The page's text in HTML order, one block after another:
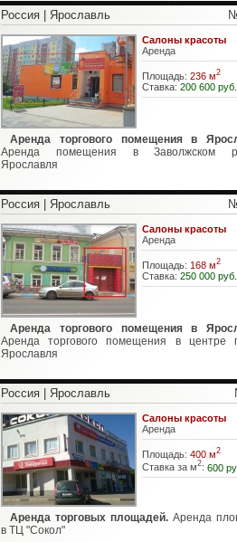
Россия | Ярославль
Салоны красоты
Аренда
Площадь: 236 м2
Ставка: 200 600 руб.
Аренда торгового помещения в
Аренда помещения в Заволжском
Ярославля
Россия | Ярославль
Салоны красоты
Аренда
Площадь: 168 м2
Ставка: 250 000 руб.
Аренда торгового помещения в
Аренда торгового помещения в центре
Ярославля
Россия | Ярославль
Салоны красоты
Аренда
Площадь: 400 м2
Ставка за м2: 600
Аренда торговых площадей. Аренда
в ТЦ "Сокол"